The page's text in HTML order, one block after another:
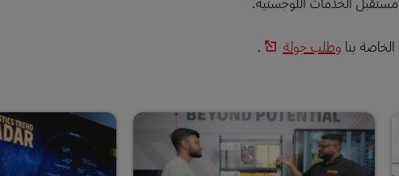
بنا وطلب جولة .